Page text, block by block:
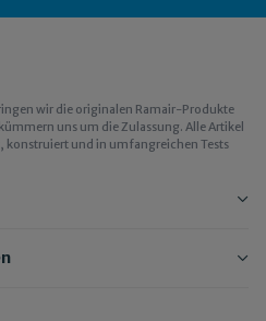
wir die originalen Ramair-Produkte
uns um die Zulassung. Alle Artikel
konstruiert und in umfangreichen Tests